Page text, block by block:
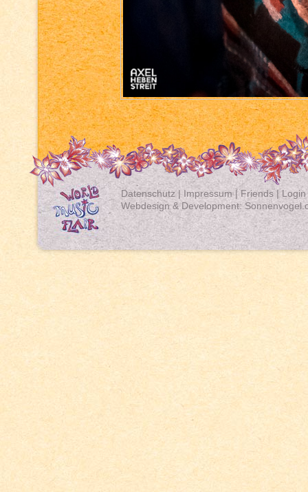
Datenschutz | Impressum|Friends|Login
Webdesign & Development: